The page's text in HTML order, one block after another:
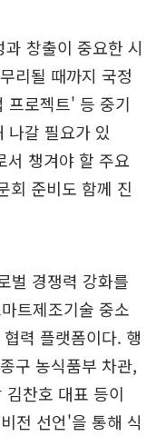
창출이 중요한 시
리될 때까지 국정
프로젝트' 등 중기
나갈 필요가 있
서 챙겨야 할 주요
회 준비도 함께 진
벌 경쟁력 강화를
트제조기술 중소
력 플랫폼이다. 행
구 농식품부 차관,
찬호 대표 등이
전 선언'을 통해 식